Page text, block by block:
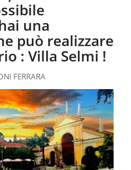
una
può realizzare
: Villa Selmi !